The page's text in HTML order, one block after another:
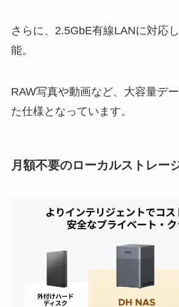
さらに、2.5GbE有線LANに対応
能。
RAW写真や動画など、大容量デ
た仕様となっています。
月額不要のローカルストレー